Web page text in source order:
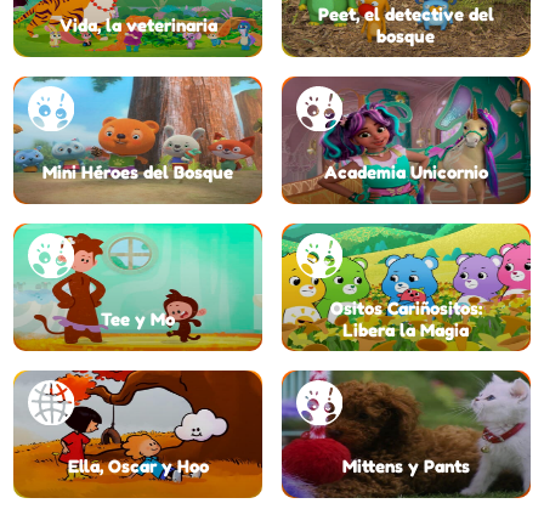
Vida, la veterinaria
Peet, el detective del
bosque
Mini Héroes del Bosque Academia Unicornio
Tee y Mo
Ositos Cariñositos:
Libera la Magia
Ella, Oscar y Hoo Mittens y Pants